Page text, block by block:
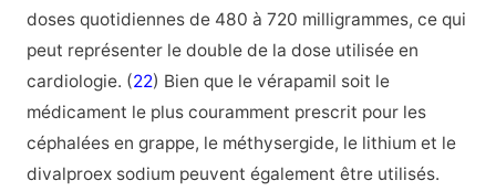
doses quotidiennes de 480 à 720 milligrammes, ce qui
peut représenter le double de la dose utilisée en
cardiologie. (22) Bien que le vérapamil soit le
médicament le plus couramment prescrit pour les
céphalées en grappe, le méthysergide, le lithium et le
divalproex sodium peuvent également être utilisés.